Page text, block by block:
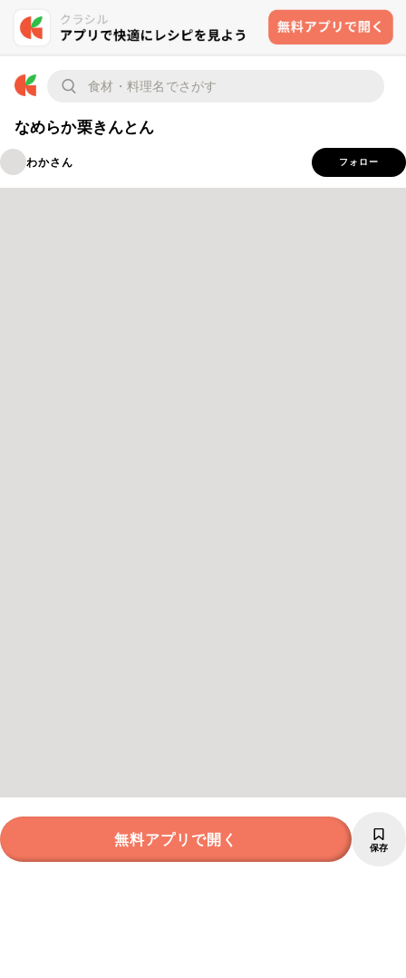
なめらか栗きんとん
わかさん フォロー
無料アプリで開く 保存